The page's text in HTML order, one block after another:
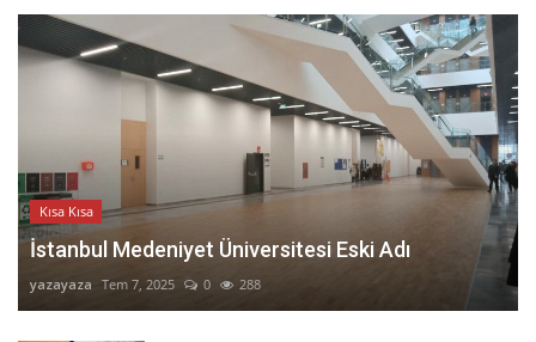
Kısa Kısa
İstanbul Medeniyet Üniversitesi Eski Adı
yazayaza Tem 7, 2025 0 288